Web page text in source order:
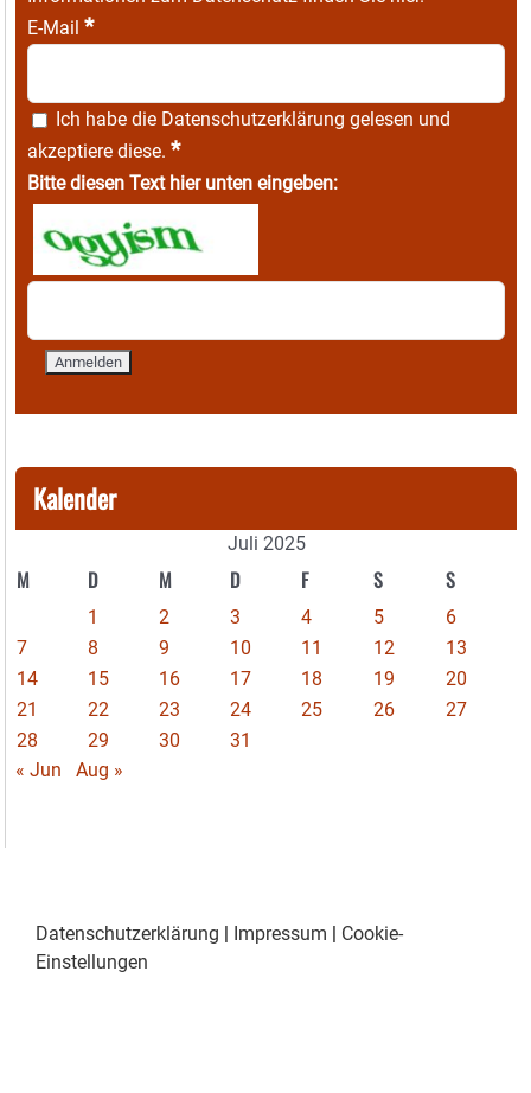
E-Mail *
Ich habe die Datenschutzerklärung gelesen und
akzeptiere diese. *
Bitte diesen Text hier unten eingeben:
Kalender
Juli 2025
M D M D F S S
1 2 3 4 5
6
7
8 9 10 11 12
13
14
15 16 17 18 19
20
21
22 23 24 25 26
27
28
29 30
31
« Jun
Aug »
Datenschutzerklärung | Impressum | Cookie-
Einstellungen